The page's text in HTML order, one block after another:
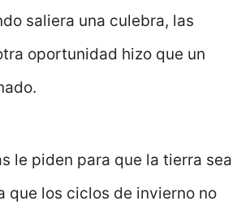
saliera una culebra, las
oportunidad hizo que un
le piden para que la tierra sea
que los ciclos de invierno no